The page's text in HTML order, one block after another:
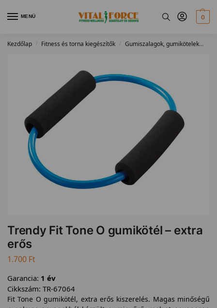
MENÜ 0
Kezdőlap / Fitness és torna kiegészítők / Gumiszalagok, gumikötelek
Trendy Fit Tone O gumikötél – extra
erős
1.700 Ft
Garancia: 1 év
Cikkszám: TR-67064
Fit Tone O gumikötél, extra erős kiszerelés. Magas minőségű